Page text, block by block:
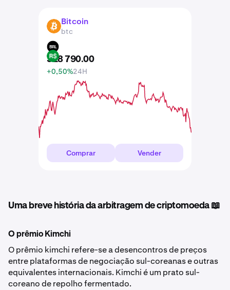
BTC Bitcoin
btc
BRL
328 790.00
+0,50%24H
Comprar Vender
Uma breve história da arbitragem de criptomoeda 📖
O prêmio Kimchi
O prêmio kimchi refere-se a desencontros de preços
entre plataformas de negociação sul-coreanas e outras
equivalentes internacionais. Kimchi é um prato sul-
coreano de repolho fermentado.